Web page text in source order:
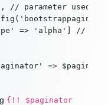
// parameter used by
=> 'alpha'] //
{!! $paginator